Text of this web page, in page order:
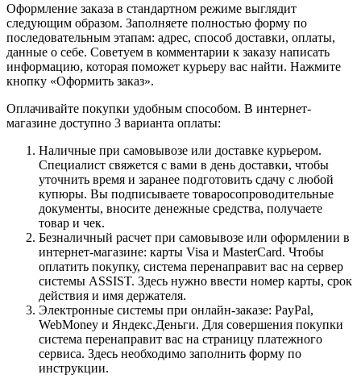
Оформление заказа в стандартном режиме выглядит
следующим образом. Заполняете полностью форму по
последовательным этапам: адрес, способ доставки, оплаты,
данные о себе. Советуем в комментарии к заказу написать
информацию, которая поможет курьеру вас найти. Нажмите
кнопку «Оформить заказ».
Оплачивайте покупки удобным способом. В интернет-
магазине доступно 3 варианта оплаты:
Наличные при самовывозе или доставке курьером.
Специалист свяжется с вами в день доставки, чтобы
уточнить время и заранее подготовить сдачу с любой
купюры. Вы подписываете товаросопроводительные
документы, вносите денежные средства, получаете
товар и чек.
Безналичный расчет при самовывозе или оформлении в
интернет-магазине: карты Visa и MasterCard. Чтобы
оплатить покупку, система перенаправит вас на сервер
системы ASSIST. Здесь нужно ввести номер карты, срок
действия и имя держателя.
Электронные системы при онлайн-заказе: PayPal,
WebMoney и Яндекс.Деньги. Для совершения покупки
система перенаправит вас на страницу платежного
сервиса. Здесь необходимо заполнить форму по
инструкции.